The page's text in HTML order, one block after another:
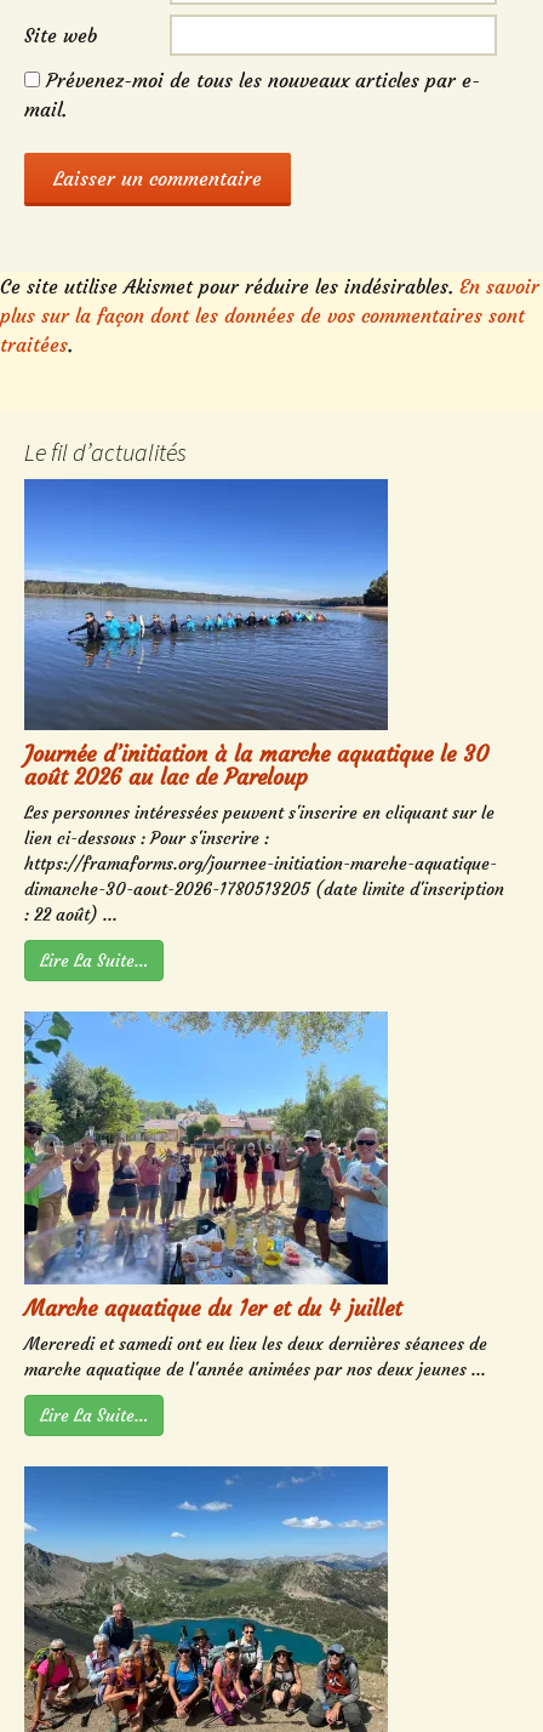
Site web
Prévenez-moi de tous les nouveaux articles par e-
mail.
Ce site utilise Akismet pour réduire les indésirables. En savoir
plus sur la façon dont les données de vos commentaires sont
traitées.
Le fil d’actualités
Journée d’initiation à la marche aquatique le 30
août 2026 au lac de Pareloup
Les personnes intéressées peuvent s'inscrire en cliquant sur le
lien ci-dessous : Pour s'inscrire :
https://framaforms.org/journee-initiation-marche-aquatique-
dimanche-30-aout-2026-1780513205 (date limite d'inscription
: 22 août) ...
Lire La Suite…
Marche aquatique du 1er et du 4 juillet
Mercredi et samedi ont eu lieu les deux dernières séances de
marche aquatique de l'année animées par nos deux jeunes ...
Lire La Suite…